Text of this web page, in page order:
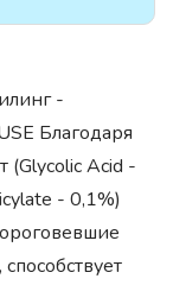
-
Благодаря
(Glycolic Acid -
- 0,1%)